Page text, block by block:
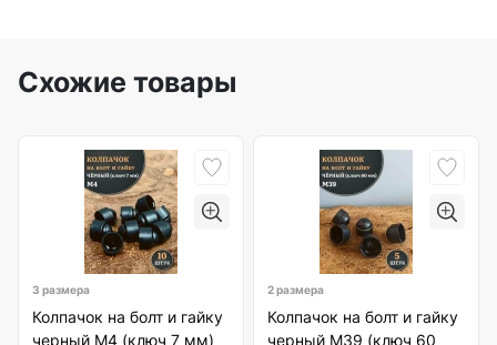
Схожие товары
3 размера
Колпачок на болт и гайку
черный M4 (ключ 7 мм)
2 размера
Колпачок на болт и гайку
черный M39 (ключ 60